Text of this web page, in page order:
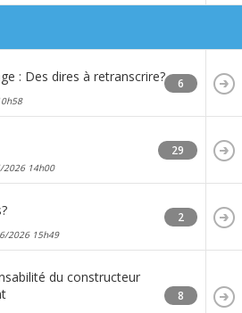
: Des dires à retranscrire? 6
14h00
29
2026 15h49
2
du constructeur
8